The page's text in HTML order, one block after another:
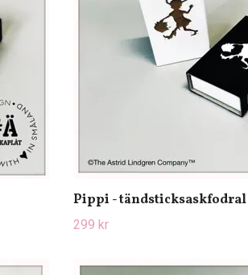
Pippi - tändsticksaskfodral
299 kr